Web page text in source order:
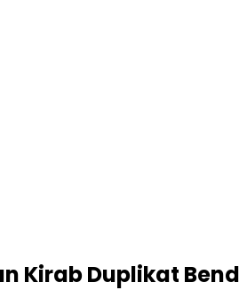
Kirab Duplikat